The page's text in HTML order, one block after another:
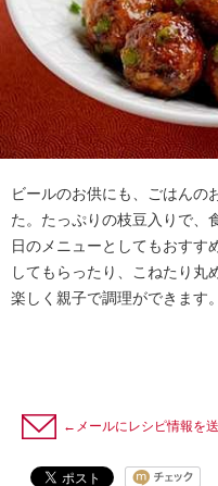
ビールのお供にも、ごはんの
た。たっぷりの枝豆入りで、
日のメニューとしてもおすす
してもらったり、こねたり丸
楽しく親子で調理ができます。
←メールにレシピ情報を